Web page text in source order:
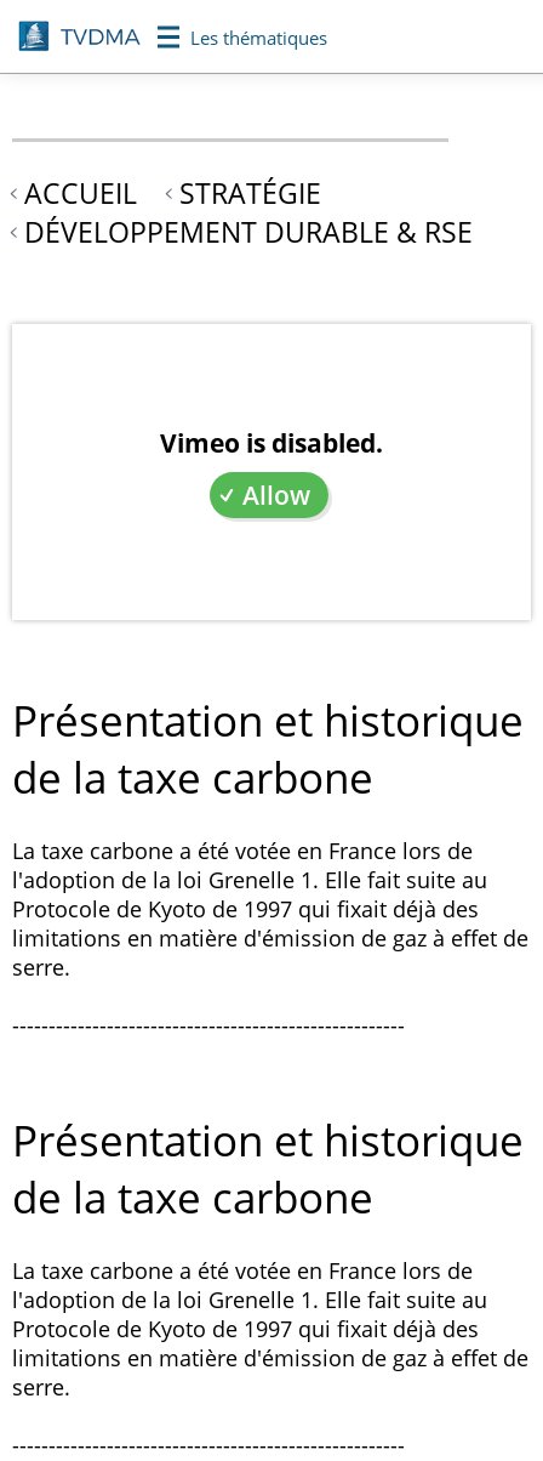
Aller
au
contenu
Les thématiques
ACCUEIL
STRATÉGIE
DÉVELOPPEMENT DURABLE & RSE
Vimeo is disabled.
Allow
Présentation et historique
de la taxe carbone
La taxe carbone a été votée en France lors de
l'adoption de la loi Grenelle 1. Elle fait suite au
Protocole de Kyoto de 1997 qui fixait déjà des
limitations en matière d'émission de gaz à effet de
serre.
------------------------------------------------------
Présentation et historique
de la taxe carbone
La taxe carbone a été votée en France lors de
l'adoption de la loi Grenelle 1. Elle fait suite au
Protocole de Kyoto de 1997 qui fixait déjà des
limitations en matière d'émission de gaz à effet de
serre.
------------------------------------------------------